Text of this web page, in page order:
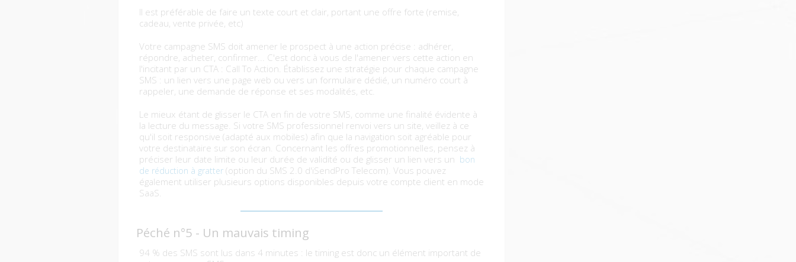
Il est préférable de faire un texte court et clair, portant une offre forte (remise,
cadeau, vente privée, etc)
Votre campagne SMS doit amener le prospect à une action précise : adhérer,
répondre, acheter, confirmer... C'est donc à vous de l'amener vers cette action en
l'incitant par un CTA : Call To Action. Établissez une stratégie pour chaque campagne
SMS : un lien vers une page web ou vers un formulaire dédié, un numéro court à
rappeler, une demande de réponse et ses modalités, etc.
Le mieux étant de glisser le CTA en fin de votre SMS, comme une finalité évidente à
la lecture du message. Si votre SMS professionnel renvoi vers un site, veillez à ce
qu'il soit responsive (adapté aux mobiles) afin que la navigation soit agréable pour
votre destinataire sur son écran. Concernant les offres promotionnelles, pensez à
préciser leur date limite ou leur durée de validité ou de glisser un lien vers un bon
de réduction à gratter(option du SMS 2.0 d'iSendPro Telecom). Vous pouvez
également utiliser plusieurs options disponibles depuis votre compte client en mode
SaaS.
Péché n°5 - Un mauvais timing
94 % des SMS sont lus dans 4 minutes : le timing est donc un élément important de